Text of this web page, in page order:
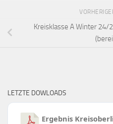
Kreisklasse A Winter 24/
LETZTE DOWLOADS
Ergebnis